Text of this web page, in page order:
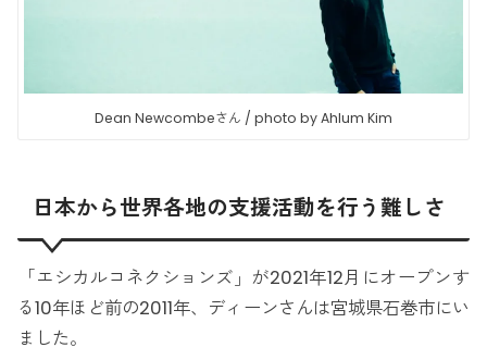
Dean Newcombeさん / photo by Ahlum Kim
日本から世界各地の支援活動を行う難しさ
「エシカルコネクションズ」が2021年12月にオープンす
る10年ほど前の2011年、ディーンさんは宮城県石巻市にい
ました。